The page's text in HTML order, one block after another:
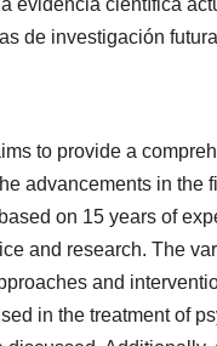
de investigación
to provide a
advancements in the
on 15 years of
and research. The
and
in the treatment of